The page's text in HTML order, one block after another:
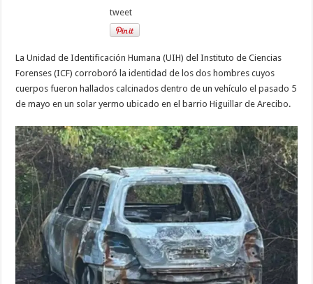
tweet
La Unidad de Identificación Humana (UIH) del Instituto de Ciencias
Forenses (ICF) corroboró la identidad de los dos hombres cuyos
cuerpos fueron hallados calcinados dentro de un vehículo el pasado 5
de mayo en un solar yermo ubicado en el barrio Higuillar de Arecibo.